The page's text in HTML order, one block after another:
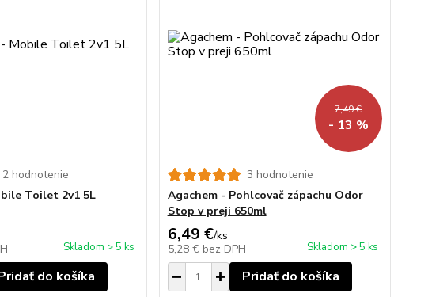
2 hodnotenie
Toilet 2v1 5L
Skladom > 5 ks
do košíka
7,49 €
- 13 %
3 hodnotenie
Agachem - Pohlcovač zápachu Odor
Stop v preji 650ml
6,49 €/ks
5,28 € bez DPH Skladom > 5 ks
Pridať do košíka